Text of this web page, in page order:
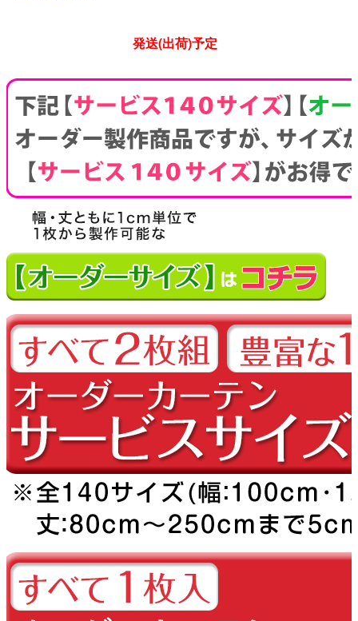
発送(出荷)予定